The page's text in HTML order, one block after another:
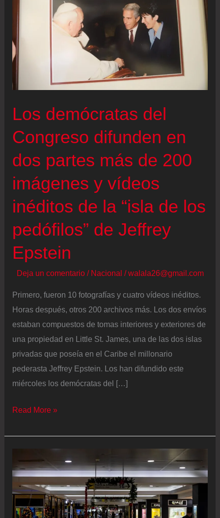
Los demócratas del
Congreso difunden en
dos partes más de 200
imágenes y vídeos
inéditos de la “isla de los
pedófilos” de Jeffrey
Epstein
Deja un comentario / Nacional /walala26@gmail.com
Primero, fueron 10 fotografías y cuatro vídeos inéditos.
Horas después, otros 200 archivos más. Los dos envíos
estaban compuestos de tomas interiores y exteriores de
una propiedad en Little St. James, una de las dos islas
privadas que poseía en el Caribe el millonario
pederasta Jeffrey Epstein. Los han difundido este
miércoles los demócratas del […]
Los
del
difunden
dos
partes
Read More »